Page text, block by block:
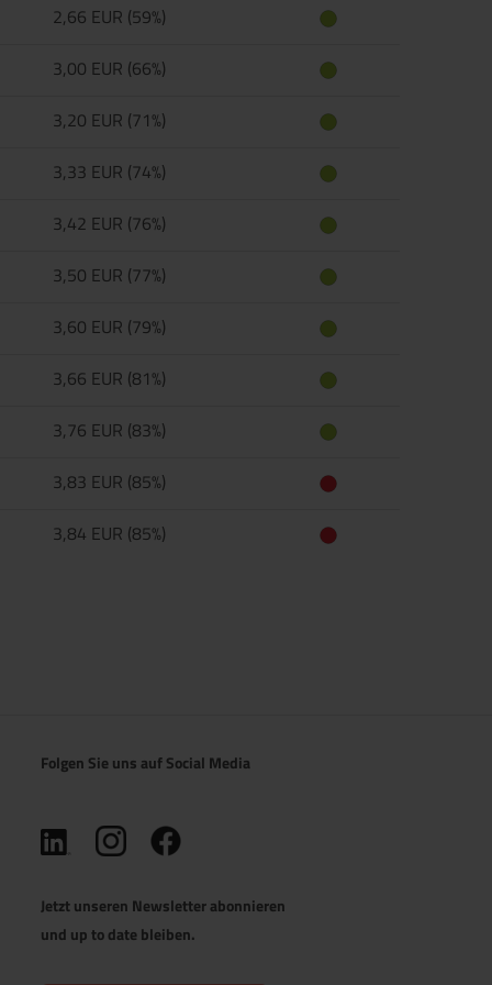
2,66 EUR (59%)
3,00 EUR (66%)
3,20 EUR (71%)
3,33 EUR (74%)
3,42 EUR (76%)
3,50 EUR (77%)
3,60 EUR (79%)
3,66 EUR (81%)
3,76 EUR (83%)
3,83 EUR (85%)
3,84 EUR (85%)
Folgen Sie uns auf Social Media
(öffnet in neuem Tab)
(öffnet in neuem Tab)
(öffnet in neuem Tab)
Jetzt unseren Newsletter abonnieren
und up to date bleiben.